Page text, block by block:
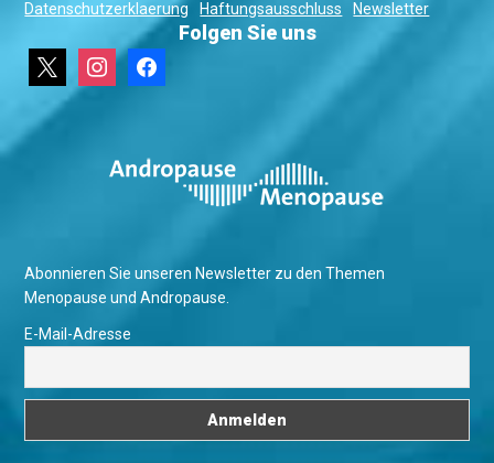
Datenschutzerklaerung
Haftungsausschluss Newsletter
Folgen Sie uns
instagramfacebook
Abonnieren Sie unseren Newsletter zu den Themen
Menopause und Andropause.
E-Mail-Adresse